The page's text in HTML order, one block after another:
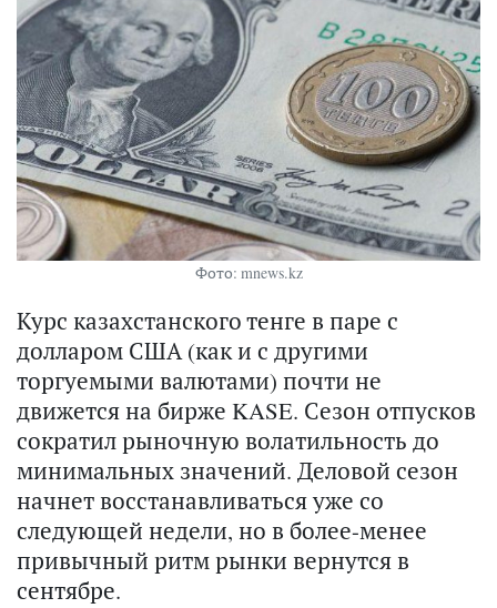
Фото: mnews.kz
Курс казахстанского тенге в паре с
долларом США (как и с другими
торгуемыми валютами) почти не
движется на бирже KASE. Сезон отпусков
сократил рыночную волатильность до
минимальных значений. Деловой сезон
начнет восстанавливаться уже со
следующей недели, но в более-менее
привычный ритм рынки вернутся в
сентябре.